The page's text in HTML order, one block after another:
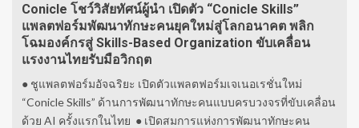
Conicle โชว์วิสัยทัศน์ผู้นำ เปิดตัว “Conicle Skills”
แพลตฟอร์มพัฒนาทักษะคนยุคใหม่สู่โลกอนาคต พลิก
โฉมองค์กรสู่ Skills-Based Organization ขับเคลื่อน
แรงงานไทยรับมือวิกฤต
● ชูแพลตฟอร์มอัจฉริยะ เปิดตัวแพลตฟอร์มเจเนอเรชั่นใหม่
“Conicle Skills” ด้านการพัฒนาทักษะคนแบบครบวงจรที่ขับเคลื่อน
ด้วย AI ครั้งแรกในไทย ● เปิดสมการแห่งการพัฒนาทักษะคน